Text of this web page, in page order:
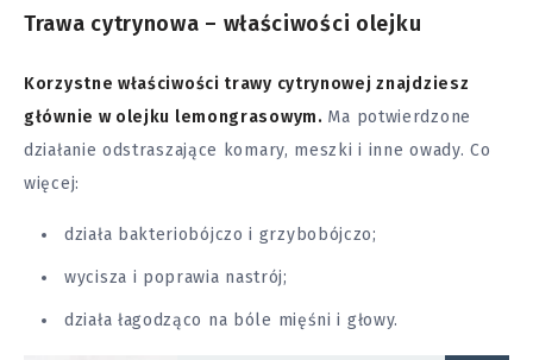
Trawa cytrynowa – właściwości olejku
Korzystne właściwości trawy cytrynowej znajdziesz
głównie w olejku lemongrasowym. Ma potwierdzone
działanie odstraszające komary, meszki i inne owady. Co
więcej:
działa bakteriobójczo i grzybobójczo;
wycisza i poprawia nastrój;
działa łagodząco na bóle mięśni i głowy.